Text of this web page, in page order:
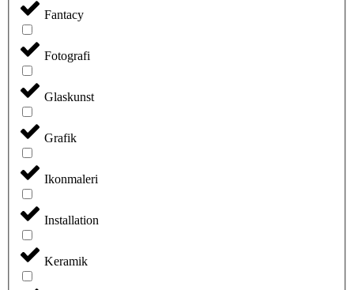
Fantacy
Fotografi
Glaskunst
Grafik
Ikonmaleri
Installation
Keramik